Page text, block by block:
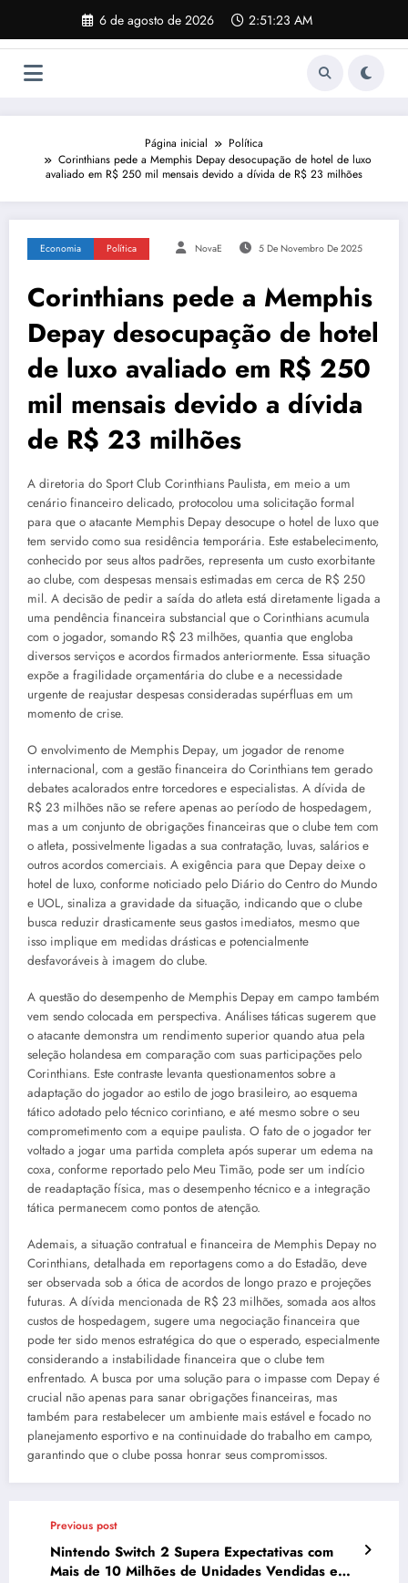
o
6 de agosto de 2026 2:51:24 AM
Página inicial
Política
Corinthians pede a Memphis Depay desocupação de hotel de luxo
avaliado em R$ 250 mil mensais devido a dívida de R$ 23 milhões
Economia Política NovaE 5 De Novembro De 2025
Corinthians pede a Memphis
Depay desocupação de hotel
de luxo avaliado em R$ 250
mil mensais devido a dívida
de R$ 23 milhões
A diretoria do Sport Club Corinthians Paulista, em meio a um
cenário financeiro delicado, protocolou uma solicitação formal
para que o atacante Memphis Depay desocupe o hotel de luxo que
tem servido como sua residência temporária. Este estabelecimento,
conhecido por seus altos padrões, representa um custo exorbitante
ao clube, com despesas mensais estimadas em cerca de R$ 250
mil. A decisão de pedir a saída do atleta está diretamente ligada a
uma pendência financeira substancial que o Corinthians acumula
com o jogador, somando R$ 23 milhões, quantia que engloba
diversos serviços e acordos firmados anteriormente. Essa situação
expõe a fragilidade orçamentária do clube e a necessidade
urgente de reajustar despesas consideradas supérfluas em um
momento de crise.
O envolvimento de Memphis Depay, um jogador de renome
internacional, com a gestão financeira do Corinthians tem gerado
debates acalorados entre torcedores e especialistas. A dívida de
R$ 23 milhões não se refere apenas ao período de hospedagem,
mas a um conjunto de obrigações financeiras que o clube tem com
o atleta, possivelmente ligadas a sua contratação, luvas, salários e
outros acordos comerciais. A exigência para que Depay deixe o
hotel de luxo, conforme noticiado pelo Diário do Centro do Mundo
e UOL, sinaliza a gravidade da situação, indicando que o clube
busca reduzir drasticamente seus gastos imediatos, mesmo que
isso implique em medidas drásticas e potencialmente
desfavoráveis à imagem do clube.
A questão do desempenho de Memphis Depay em campo também
vem sendo colocada em perspectiva. Análises táticas sugerem que
o atacante demonstra um rendimento superior quando atua pela
seleção holandesa em comparação com suas participações pelo
Corinthians. Este contraste levanta questionamentos sobre a
adaptação do jogador ao estilo de jogo brasileiro, ao esquema
tático adotado pelo técnico corintiano, e até mesmo sobre o seu
comprometimento com a equipe paulista. O fato de o jogador ter
voltado a jogar uma partida completa após superar um edema na
coxa, conforme reportado pelo Meu Timão, pode ser um indício
de readaptação física, mas o desempenho técnico e a integração
tática permanecem como pontos de atenção.
Ademais, a situação contratual e financeira de Memphis Depay no
Corinthians, detalhada em reportagens como a do Estadão, deve
ser observada sob a ótica de acordos de longo prazo e projeções
futuras. A dívida mencionada de R$ 23 milhões, somada aos altos
custos de hospedagem, sugere uma negociação financeira que
pode ter sido menos estratégica do que o esperado, especialmente
considerando a instabilidade financeira que o clube tem
enfrentado. A busca por uma solução para o impasse com Depay é
crucial não apenas para sanar obrigações financeiras, mas
também para restabelecer um ambiente mais estável e focado no
planejamento esportivo e na continuidade do trabalho em campo,
garantindo que o clube possa honrar seus compromissos.
Previous post
Nintendo Switch 2 Supera Expectativas com
Mais de 10 Milhões de Unidades Vendidas em